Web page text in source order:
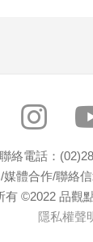
聯絡電話：
體合作/聯絡
有 ©2022 品觀
隱私權聲